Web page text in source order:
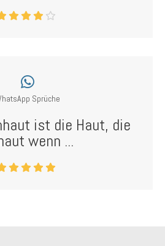
Sprüche
ist die Haut, die
wenn ...